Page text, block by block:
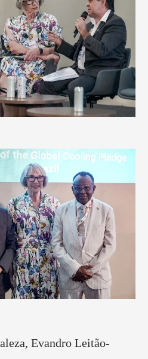
Evandro Leitão-